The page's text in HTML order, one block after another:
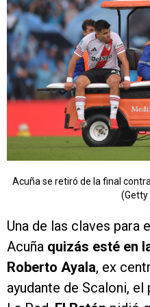
Acuña se retiró de la final
(Getty
Una de las claves para
Acuña quizás esté en
Roberto Ayala, ex
ayudante de Scaloni,